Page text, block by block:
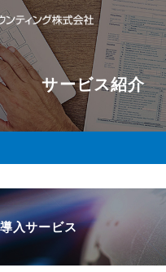
サービス紹介
入サービス